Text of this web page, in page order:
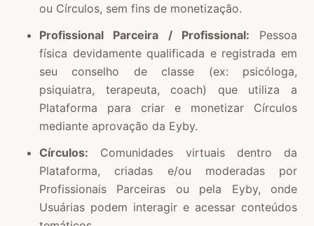
ou Círculos, sem fins de monetização.
Profissional Parceira / Profissional: Pessoa
física devidamente qualificada e registrada em
seu conselho de classe (ex: psicóloga,
psiquiatra, terapeuta, coach) que utiliza a
Plataforma para criar e monetizar Círculos
mediante aprovação da Eyby.
Círculos: Comunidades virtuais dentro da
Plataforma, criadas e/ou moderadas por
Profissionais Parceiras ou pela Eyby, onde
Usuárias podem interagir e acessar conteúdos